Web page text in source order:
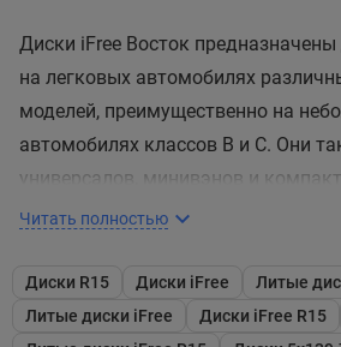
Диски iFree Восток
на легковых автомобилях
моделей, преимущественно на
автомобилях классов В и С. Они
универсалов, минивэнов и
Перед покупкой очень важно
характеристикам вашего
расстановку монтажных болтов и
Читать полностью
Диски R15 Диски iFree
Литые
Литые диски iFree
Диски iFree R15